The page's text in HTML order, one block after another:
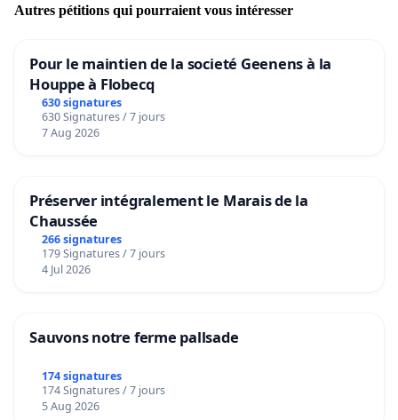
Autres pétitions qui pourraient vous intéresser
Pour le maintien de la societé Geenens à la
Houppe à Flobecq
630 signatures
630 Signatures / 7 jours
7 Aug 2026
Préserver intégralement le Marais de la
Chaussée
266 signatures
179 Signatures / 7 jours
4 Jul 2026
Sauvons notre ferme pallsade
174 signatures
174 Signatures / 7 jours
5 Aug 2026